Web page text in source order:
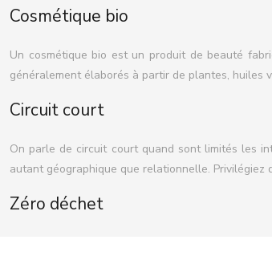
Cosmétique bio
Un cosmétique bio est un produit de beauté
généralement élaborés à partir de plantes, huiles
Circuit court
On parle de circuit court quand sont limités les
autant géographique que relationnelle. Privilégiez
Zéro déchet